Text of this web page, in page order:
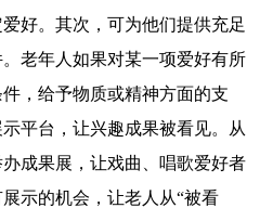
好。其次，可为他们提供充足
老年人如果对某一项爱好有所
，给予物质或精神方面的支
平台，让兴趣成果被看见。从
成果展，让戏曲、唱歌爱好者
示的机会，让老人从“被看